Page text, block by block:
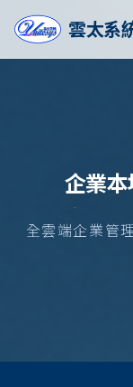
雲太系
企業
全雲端企業管